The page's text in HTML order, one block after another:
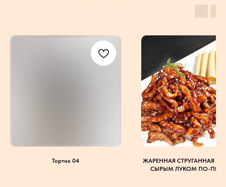
Тортик 04
ЖАРЕННАЯ СТРУГАННАЯ
СЫРЫМ ЛУКОМ ПО-